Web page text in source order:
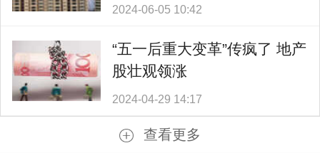
2024-06-05 10:42
“五一后重大变革”传疯了 地产
股壮观领涨
2024-04-29 14:17
查看更多